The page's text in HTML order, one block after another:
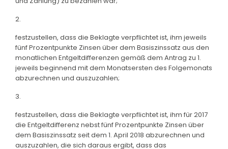
2.
festzustellen, dass die Beklagte verpflichtet ist, ihm jeweils
fünf Prozentpunkte Zinsen über dem Basiszinssatz aus den
monatlichen Entgeltdifferenzen gemäß dem Antrag zu 1.
jeweils beginnend mit dem Monatsersten des Folgemonats
abzurechnen und auszuzahlen;
3.
festzustellen, dass die Beklagte verpflichtet ist, ihm für 2017
die Entgeltdifferenz nebst fünf Prozentpunkte Zinsen über
dem Basiszinssatz seit dem 1. April 2018 abzurechnen und
auszuzahlen, die sich daraus ergibt, dass das